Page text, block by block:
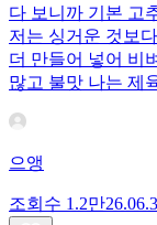
다 보니까 기본 고
저는 싱거운 것보
더 만들어 넣어 비
많고 불맛 나는 제
으앵
조회수 1.2만